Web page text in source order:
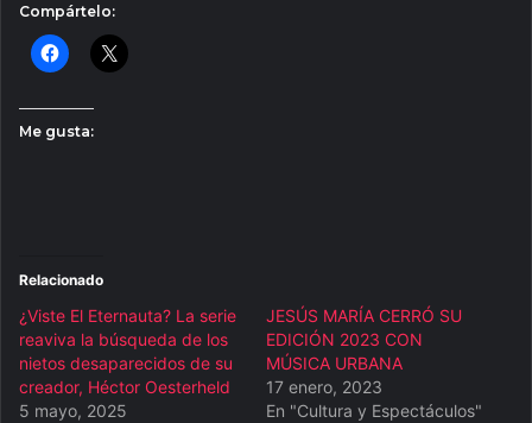
Compártelo:
Me gusta:
Relacionado
¿Viste El Eternauta? La serie
reaviva la búsqueda de los
nietos desaparecidos de su
creador, Héctor Oesterheld
5 mayo, 2025
JESÚS MARÍA CERRÓ SU
EDICIÓN 2023 CON
MÚSICA URBANA
17 enero, 2023
En "Cultura y Espectáculos"